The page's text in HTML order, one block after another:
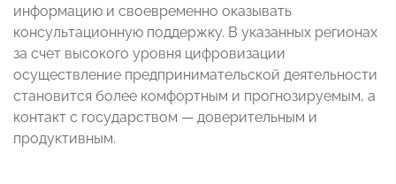
информацию и своевременно оказывать
консультационную поддержку. В указанных регионах
за счет высокого уровня цифровизации
осуществление предпринимательской деятельности
становится более комфортным и прогнозируемым, а
контакт с государством — доверительным и
продуктивным.